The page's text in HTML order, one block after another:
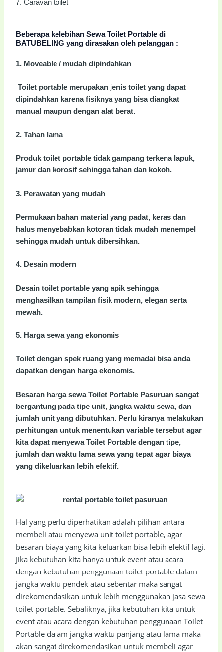
7. Caravan toilet
Beberapa kelebihan Sewa Toilet Portable di
BATUBELING yang dirasakan oleh pelanggan :
1. Moveable / mudah dipindahkan
Toilet portable merupakan jenis toilet yang dapat
dipindahkan karena fisiknya yang bisa diangkat
manual maupun dengan alat berat.
2. Tahan lama
Produk toilet portable tidak gampang terkena lapuk,
jamur dan korosif sehingga tahan dan kokoh.
3. Perawatan yang mudah
Permukaan bahan material yang padat, keras dan
halus menyebabkan kotoran tidak mudah menempel
sehingga mudah untuk dibersihkan.
4. Desain modern
Desain toilet portable yang apik sehingga
menghasilkan tampilan fisik modern, elegan serta
mewah.
5. Harga sewa yang ekonomis
Toilet dengan spek ruang yang memadai bisa anda
dapatkan dengan harga ekonomis.
Besaran harga sewa Toilet Portable Pasuruan sangat
bergantung pada tipe unit, jangka waktu sewa, dan
jumlah unit yang dibutuhkan. Perlu kiranya melakukan
perhitungan untuk menentukan variable tersebut agar
kita dapat menyewa Toilet Portable dengan tipe,
jumlah dan waktu lama sewa yang tepat agar biaya
yang dikeluarkan lebih efektif.
Hal yang perlu diperhatikan adalah pilihan antara
membeli atau menyewa unit toilet portable, agar
besaran biaya yang kita keluarkan bisa lebih efektif lagi.
Jika kebutuhan kita hanya untuk event atau acara
dengan kebutuhan penggunaan toilet portable dalam
jangka waktu pendek atau sebentar maka sangat
direkomendasikan untuk lebih menggunakan jasa sewa
toilet portable. Sebaliknya, jika kebutuhan kita untuk
event atau acara dengan kebutuhan penggunaan Toilet
Portable dalam jangka waktu panjang atau lama maka
akan sangat direkomendasikan untuk membeli agar